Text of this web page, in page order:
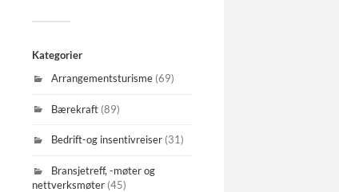
Kategorier
Arrangementsturisme (69)
Bærekraft (89)
Bedrift-og insentivreiser (31)
Bransjetreff, -møter og
nettverksmøter (45)